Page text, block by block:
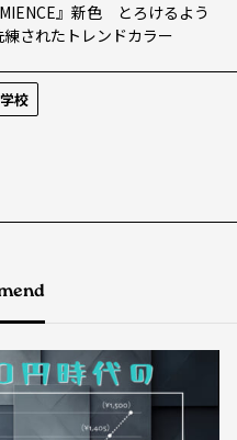
』新色 とろけるよう
されたトレンドカラー
校